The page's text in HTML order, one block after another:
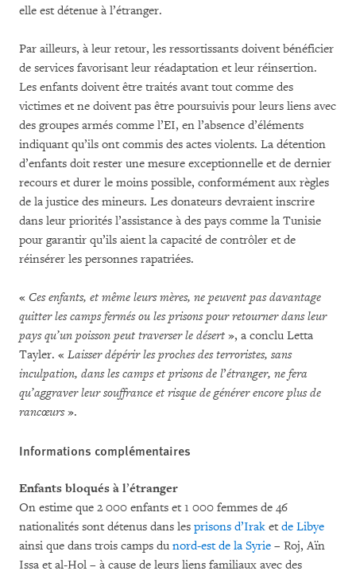
elle est détenue à l’étranger.
Par ailleurs, à leur retour, les ressortissants doivent bénéficier
de services favorisant leur réadaptation et leur réinsertion.
Les enfants doivent être traités avant tout comme des
victimes et ne doivent pas être poursuivis pour leurs liens avec
des groupes armés comme l’EI, en l’absence d’éléments
indiquant qu’ils ont commis des actes violents. La détention
d’enfants doit rester une mesure exceptionnelle et de dernier
recours et durer le moins possible, conformément aux règles
de la justice des mineurs. Les donateurs devraient inscrire
dans leur priorités l’assistance à des pays comme la Tunisie
pour garantir qu’ils aient la capacité de contrôler et de
réinsérer les personnes rapatriées.
« Ces enfants, et même leurs mères, ne peuvent pas davantage
quitter les camps fermés ou les prisons pour retourner dans leur
pays qu’un poisson peut traverser le désert », a conclu Letta
Tayler. « Laisser dépérir les proches des terroristes, sans
inculpation, dans les camps et prisons de l’étranger, ne fera
qu’aggraver leur souffrance et risque de générer encore plus de
rancœurs».
Informations complémentaires
Enfants bloqués à l’étranger
On estime que 2 000 enfants et 1 000 femmes de 46
nationalités sont détenus dans les prisons d’Irak et de Libye
ainsi que dans trois camps du nord-est de la Syrie – Roj, Aïn
Issa et al-Hol – à cause de leurs liens familiaux avec des